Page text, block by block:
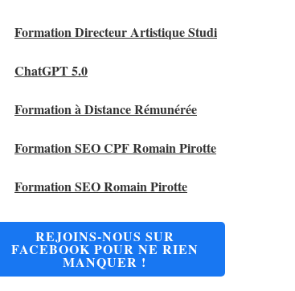
Formation Directeur Artistique Studi
ChatGPT 5.0
Formation à Distance Rémunérée
Formation SEO CPF Romain Pirotte
Formation SEO Romain Pirotte
REJOINS-NOUS SUR
FACEBOOK POUR NE RIEN
MANQUER !